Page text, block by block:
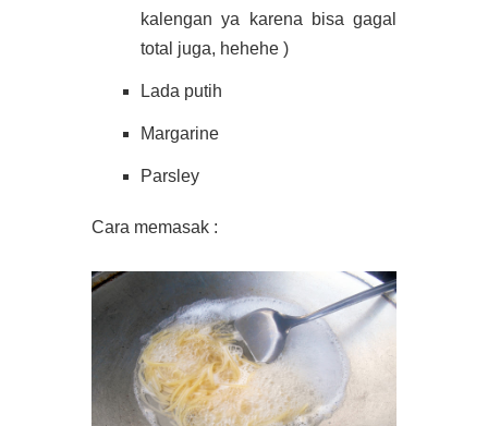
kalengan ya karena bisa gagal
total juga, hehehe )
Lada putih
Margarine
Parsley
Cara memasak :